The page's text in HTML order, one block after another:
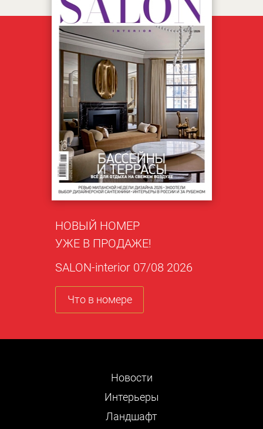
НОВЫЙ НОМЕР
УЖЕ В ПРОДАЖЕ!
SALON-interior 07/08 2026
Что в номере
Новости
Интерьеры
Ландшафт